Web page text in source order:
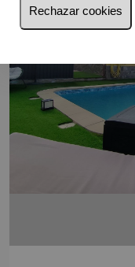
Rechazar cookies